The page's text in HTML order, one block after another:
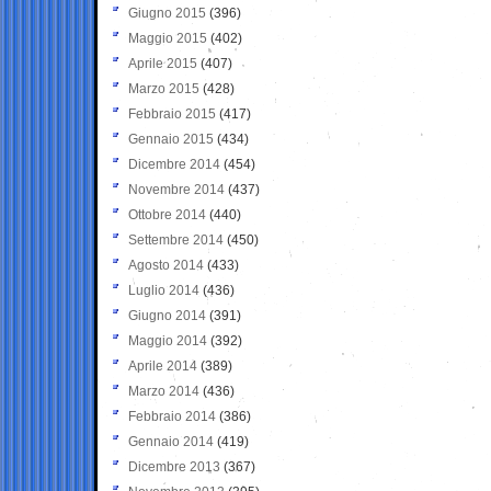
Giugno 2015 (396)
Maggio 2015 (402)
Aprile 2015 (407)
Marzo 2015 (428)
Febbraio 2015 (417)
Gennaio 2015 (434)
Dicembre 2014 (454)
Novembre 2014 (437)
Ottobre 2014 (440)
Settembre 2014 (450)
Agosto 2014 (433)
Luglio 2014 (436)
Giugno 2014 (391)
Maggio 2014 (392)
Aprile 2014 (389)
Marzo 2014 (436)
Febbraio 2014 (386)
Gennaio 2014 (419)
Dicembre 2013 (367)